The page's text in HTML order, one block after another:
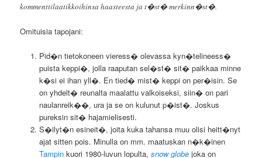
kommenttilaatikkoihinsa haasteesta ja t�st� merkinn�st�.
Omituisia tapojani:
Pid�n tietokoneen vieress� olevassa kyn�telineess�
puista keppi�, jolla raaputan sel�st� sit� paikkaa minne
k�si ei ihan yll�. En tied� mist� keppi on per�isin. Se
on yhdelt� reunalta maalattu valkoiseksi, siin� on pari
naulanreik��, ura ja se on kulunut p�ist�. Joskus
pureksin sit� hajamielisesti.
S�ilyt�n esineit�, joita kuka tahansa muu olisi heitt�nyt
ajat sitten pois. Minulla on mm. maatuskan n�k�inen
Tampinkuori 1980-luvun lopulta, snow globejoka on